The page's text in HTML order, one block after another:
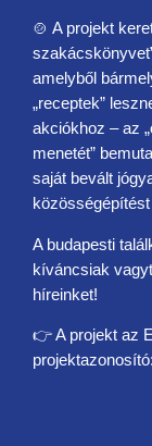
🍲 A projekt
amelyből
„receptek”
akciókhoz – az
menetét”
saját bevált
A budapesti
kíváncsiak
híreinket!
👉 A projekt az